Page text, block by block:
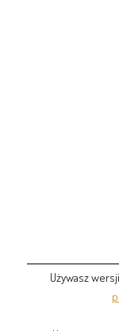
Używasz